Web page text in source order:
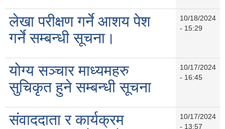
लेखा परीक्षण गर्ने आशय पेश
गर्ने सम्बन्धी सूचना।
10/18/2024
- 15:29
योग्य सञ्चार माध्यमहरु
सुचिकृत हुने सम्बन्धी सूचना
10/17/2024
- 16:45
संवाददाता र कार्यक्रम
10/17/2024
- 13:57